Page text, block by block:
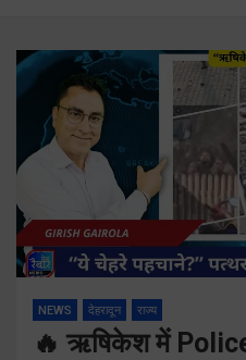
NEWS देहरादून राज्य
🔥 ऋषिकेश में